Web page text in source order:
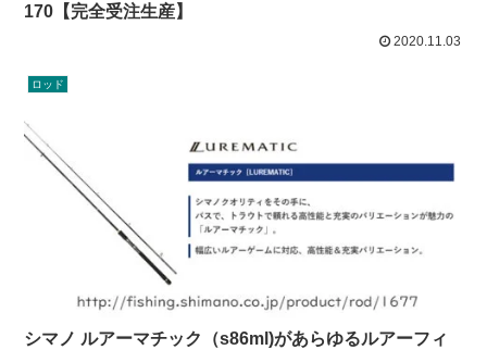
170【完全受注生産】
2020.11.03
ロッド
シマノ ルアーマチック（s86ml)があらゆるルアーフィ